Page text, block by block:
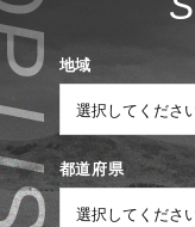
地域
都道府県